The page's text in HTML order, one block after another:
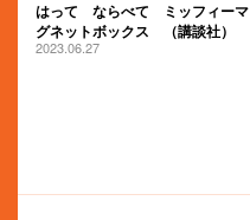
はって ならべて ミッフィーマ
グネットボックス （講談社）
2023.06.27